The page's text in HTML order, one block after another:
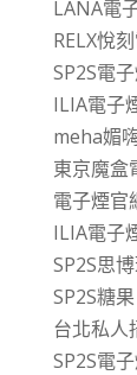
LANA電
RELX悅
SP2S電
ILIA電子
meha媚
東京魔盒
電子煙官
ILIA電子
SP2S思
SP2S糖果
台北私人
SP2S電